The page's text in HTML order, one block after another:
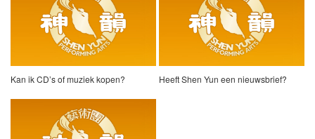
Kan ik CD’s of muziek kopen? Heeft Shen Yun een nieuwsbrief?